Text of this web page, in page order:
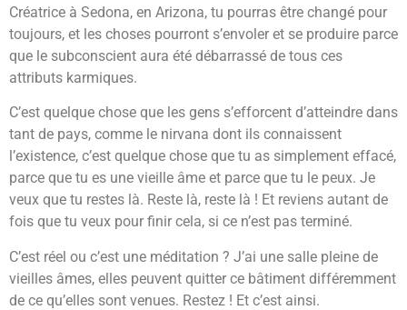
Créatrice à Sedona, en Arizona, tu pourras être changé pour
toujours, et les choses pourront s’envoler et se produire parce
que le subconscient aura été débarrassé de tous ces
attributs karmiques.
C’est quelque chose que les gens s’efforcent d’atteindre dans
tant de pays, comme le nirvana dont ils connaissent
l’existence, c’est quelque chose que tu as simplement effacé,
parce que tu es une vieille âme et parce que tu le peux. Je
veux que tu restes là. Reste là, reste là ! Et reviens autant de
fois que tu veux pour finir cela, si ce n’est pas terminé.
C’est réel ou c’est une méditation ? J’ai une salle pleine de
vieilles âmes, elles peuvent quitter ce bâtiment différemment
de ce qu’elles sont venues. Restez ! Et c’est ainsi.